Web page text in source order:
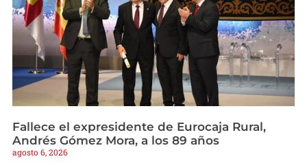
Fallece el expresidente de Eurocaja Rural,
Andrés Gómez Mora, a los 89 años
agosto 6, 2026